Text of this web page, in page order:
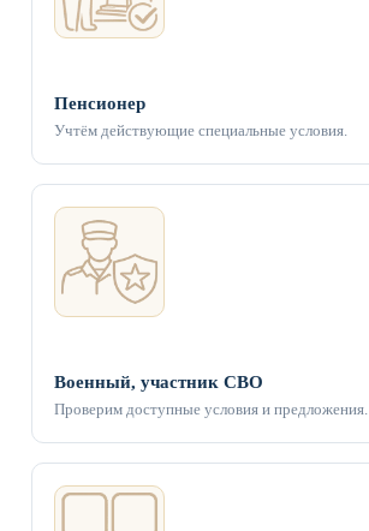
Пенсионер
Учтём действующие специальные условия.
Военный, участник СВО
Проверим доступные условия и предложения.